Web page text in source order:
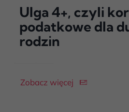
Ulga 4+, czyli
podatkowe dla
rodzin
Zobacz więcej